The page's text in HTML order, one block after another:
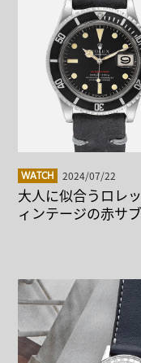
WATCH 2024/07/22
大人に似合うロレ
ィンテージの赤サブ